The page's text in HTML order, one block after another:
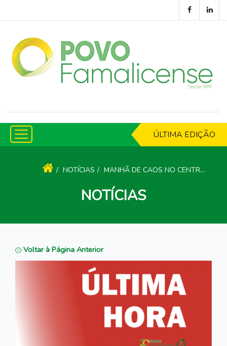
ÚLTIMA EDIÇÃO
NOTÍCIAS MANHÃ DE CAOS NO CENTRO DE VACINAÇÃO PARA A TOMA DA TERCEIRA DOSE
NOTÍCIAS
Voltar à Página Anterior